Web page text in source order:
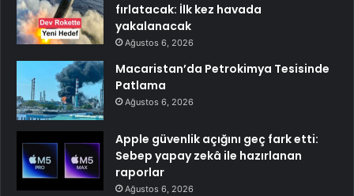
fırlatacak: İlk kez havada
yakalanacak
Ağustos 6, 2026
Macaristan’da Petrokimya Tesisinde
Patlama
Ağustos 6, 2026
Apple güvenlik açığını geç fark etti:
Sebep yapay zekâ ile hazırlanan
raporlar
Ağustos 6, 2026